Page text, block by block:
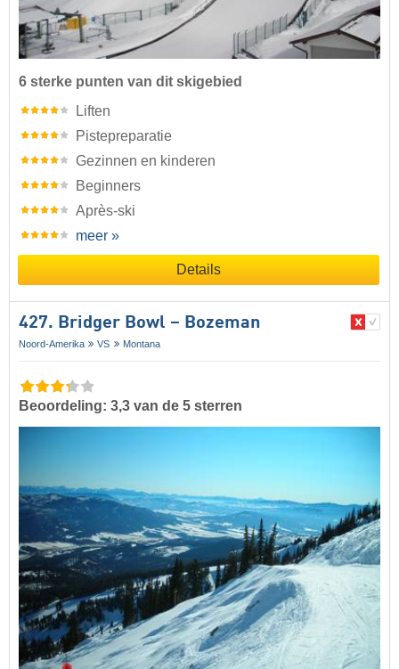
6 sterke punten van dit skigebied
Liften
Pistepreparatie
Gezinnen en kinderen
Beginners
Après-ski
meer »
Details
427. Bridger Bowl – Bozeman
Noord-Amerika VS Montana
Beoordeling: 3,3 van de 5 sterren